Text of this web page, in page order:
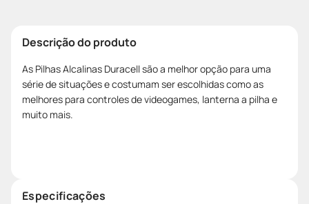
Descrição do produto
As Pilhas Alcalinas Duracell são a melhor opção para uma
série de situações e costumam ser escolhidas como as
melhores para controles de videogames, lanterna a pilha e
muito mais.
Especificações